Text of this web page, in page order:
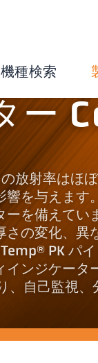
種検索
ー
放射率はほ
を与えま
を備えて
さの変化、
PK パ
インジケー
、自己監視、